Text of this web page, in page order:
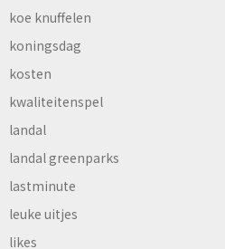
koe knuffelen
koningsdag
kosten
kwaliteitenspel
landal
landal greenparks
lastminute
leuke uitjes
likes